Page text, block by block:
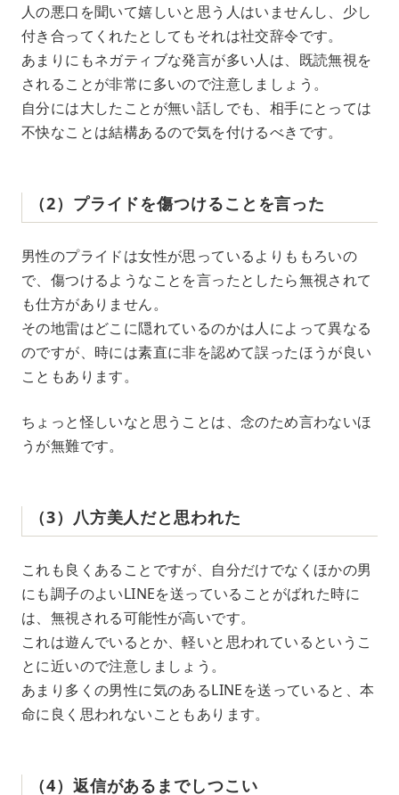
人の悪口を聞いて嬉しいと思う人はいませんし、少し
付き合ってくれたとしてもそれは社交辞令です。
あまりにもネガティブな発言が多い人は、既読無視を
されることが非常に多いので注意しましょう。
自分には大したことが無い話しでも、相手にとっては
不快なことは結構あるので気を付けるべきです。
（2）プライドを傷つけることを言った
男性のプライドは女性が思っているよりももろいの
で、傷つけるようなことを言ったとしたら無視されて
も仕方がありません。
その地雷はどこに隠れているのかは人によって異なる
のですが、時には素直に非を認めて誤ったほうが良い
こともあります。
ちょっと怪しいなと思うことは、念のため言わないほ
うが無難です。
（3）八方美人だと思われた
これも良くあることですが、自分だけでなくほかの男
にも調子のよいLINEを送っていることがばれた時に
は、無視される可能性が高いです。
これは遊んでいるとか、軽いと思われているというこ
とに近いので注意しましょう。
あまり多くの男性に気のあるLINEを送っていると、本
命に良く思われないこともあります。
（4）返信があるまでしつこい